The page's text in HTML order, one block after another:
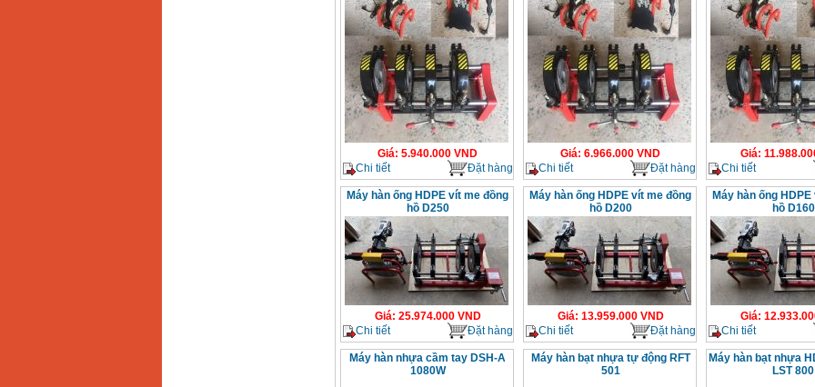
Giá: 5.940.000 VND
Chi tiết
Đặt hàng
Giá: 6.966.000 VND
Chi tiết
Đặt hàng
Giá:
Chi tiết
Máy hàn ống HDPE vít me đồng
hồ D250
Giá: 25.974.000VND
Chi tiết
Đặt hàng
Máy hàn ống HDPE vít me đồng
hồ D200
Giá: 13.959.000VND
Chi tiết
Đặt hàng
Máy hàn ống
hồ D160
Giá:
Chi tiết
Máy hàn nhựa cầm tay DSH-A
1080W
Máy hàn bạt nhựa tự động RFT
501
Máy hàn bạt nhựa
LST 800